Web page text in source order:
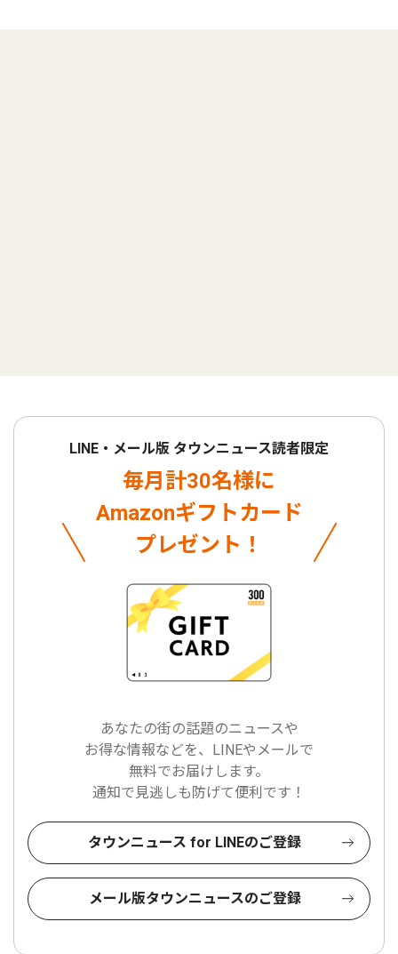
LINE・メール版 タウンニュース読者限定
毎月計30名様に
Amazonギフトカード
プレゼント！
あなたの街の話題のニュースや
お得な情報などを、LINEやメールで
無料でお届けします。
通知で見逃しも防げて便利です！
タウンニュース for LINEのご登録
メール版タウンニュースのご登録